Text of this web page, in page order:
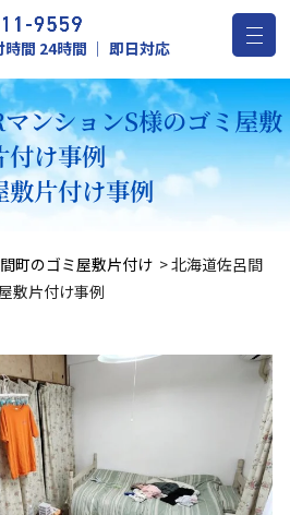
間 24時間 ｜ 即日対応
ンションS様のゴミ屋敷
付け事例
敷片付け事例
町のゴミ屋敷片付け >北海道佐呂間
敷片付け事例